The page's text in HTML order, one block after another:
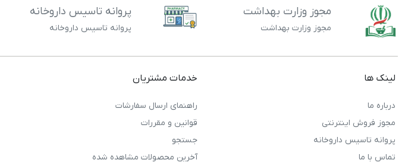
مجوز وزارت بهداشت
مجوز وزارت بهداشت
پروانه تاسیس داروخانه
پروانه تاسیس داروخانه
لینک ها
درباره ما
مجوز فروش اینترنتی
پروانه تاسیس داروخانه
تماس با ما
خدمات مشتریان
راهنمای ارسال سفارشات
قوانین و مقررات
جستجو
آخرین محصولات مشاهده شده